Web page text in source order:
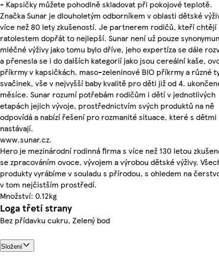
- Kapsičky můžete pohodlně skladovat při pokojové teplotě.
Značka Sunar je dlouholetým odborníkem v oblasti dětské
více než 80 lety zkušeností. Je partnerem rodičů, kteří chtějí
ratolestem dopřát to nejlepší. Sunar není už pouze
mléčné výživy jako tomu bylo dříve, jeho expertíza se dále
a přenesla se i do dalších kategorií jako jsou cereální kaše,
příkrmy v kapsičkách, maso-zeleninové BIO příkrmy a různé
svačinek, vše v nejvyšší baby kvalitě pro děti již od 4.
měsíce. Sunar rozumí potřebám rodičům i dětí v jednotlivých
etapách jejich vývoje, prostřednictvím svých produktů na ně
odpovídá a nabízí řešení pro rozmanité situace, které s dětmi
nastávají.
www.sunar.cz.
Hero je mezinárodní rodinná firma s více než 130 letou
se zpracováním ovoce, vývojem a výrobou dětské výživy.
produkty vyrábíme v souladu s přírodou, s ohledem na
v tom nejčistším prostředí.
Množství: 0.12kg
Loga třetí strany
Bez přídavku cukru, Zelený bod
Složení